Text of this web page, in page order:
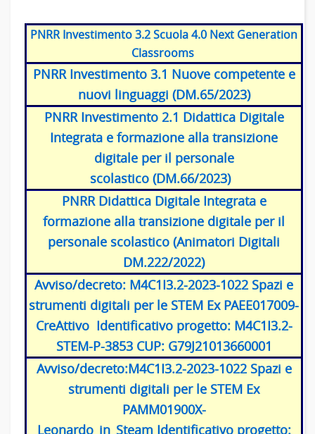
PNRR Investimento 3.2 Scuola 4.0 Next Generation
Classrooms
PNRR Investimento 3.1 Nuove competente e
nuovi linguaggi (DM.65/2023)
PNRR Investimento 2.1 Didattica Digitale
Integrata e formazione alla transizione
digitale per il personale
scolastico (DM.66/2023)
PNRR Didattica Digitale Integrata e
formazione alla transizione digitale per il
personale scolastico (Animatori Digitali
DM.222/2022)
Avviso/decreto: M4C1I3.2-2023-1022 Spazi e
strumenti digitali per le STEM Ex PAEE017009-
CreAttivo Identificativo progetto: M4C1I3.2-
STEM-P-3853 CUP: G79J21013660001
Avviso/decreto:M4C1I3.2-2023-1022 Spazi e
strumenti digitali per le STEM Ex
PAMM01900X-
Leonardo_in_Steam Identificativo progetto: